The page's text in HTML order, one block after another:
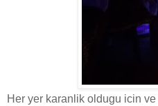
Her yer karanlik oldugu icin